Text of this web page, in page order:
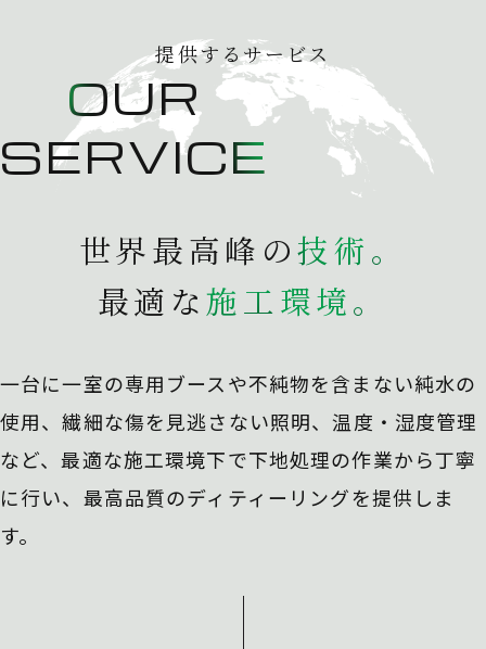
提供するサービス
OUR
SERVICE
世界最高峰の技術。
最適な施 工環境。
一台に一室の専用ブースや不純物を含まない純水の
使用、繊細な傷を見逃さない照明、温度・湿度管理
など、最適な施工環境下で下地処理の作業から丁寧
に行い、 最高品質のディティーリングを提供しま
す。